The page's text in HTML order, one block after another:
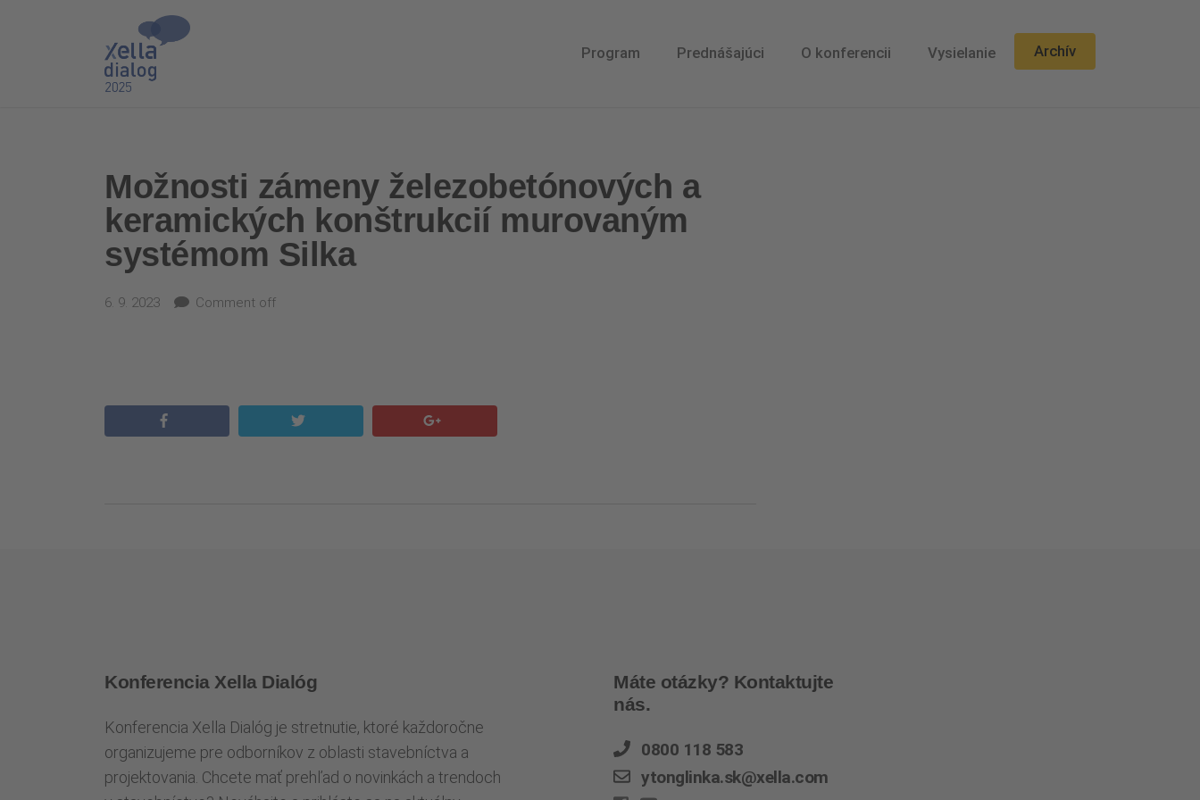
Program Prednášajúci O konferencii Vysielanie Archív
Možnosti zámeny železobetónových a
keramických konštrukcií murovaným
systémom Silka
6. 9. 2023 Comment off
Konferencia Xella Dialóg
Konferencia Xella Dialóg je stretnutie, ktoré každoročne
organizujeme pre odborníkov z oblasti stavebníctva a
projektovania. Chcete mať prehľad o novinkách a trendoch
Máte otázky? Kontaktujte
nás.
0800 118 583
ytonglinka.sk@xella.com